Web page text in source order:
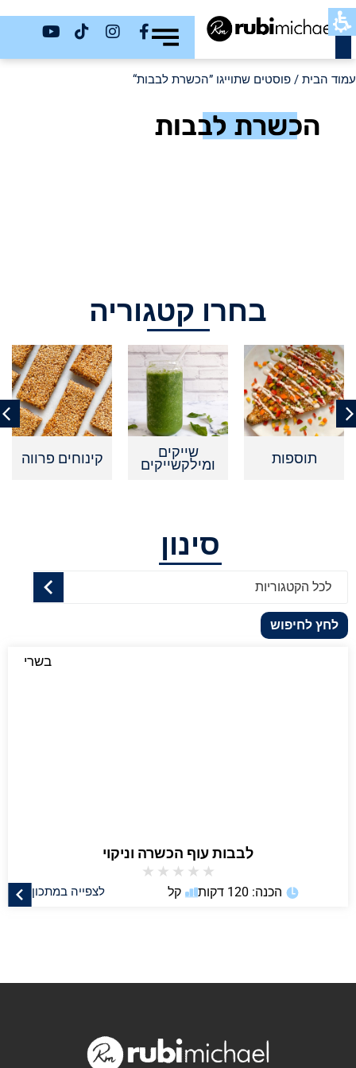
כשר
עמוד הבית / פוסטים שתוייגו ”הכשרת לבבות“
הכשרת לבבות
בחרו קטגוריה
תוספות שייקים
ומילקשייקים קינוחים פרווה
סינון
לכל הקטגוריות
לחץ לחיפוש
בשרי
לבבות עוף הכשרה וניקוי
★
★
★
★
★
לצפייה במתכון הכנה: 120 דקות קל